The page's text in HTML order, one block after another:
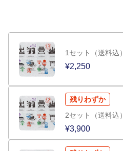
1セット（送料込）
¥2,250
残りわずか
2セット（送料込）
¥3,900